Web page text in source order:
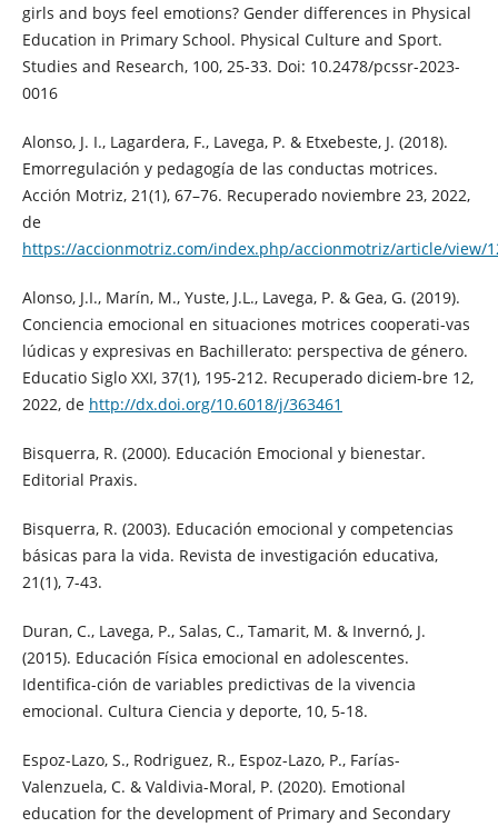
girls and boys feel emotions? Gender differences in Physical
Education in Primary School. Physical Culture and Sport.
Studies and Research, 100, 25-33. Doi: 10.2478/pcssr-2023-
0016
Alonso, J. I., Lagardera, F., Lavega, P. & Etxebeste, J. (2018).
Emorregulación y pedagogía de las conductas motrices.
Acción Motriz, 21(1), 67–76. Recuperado noviembre 23, 2022,
de
https://accionmotriz.com/index.php/accionmotriz/article/view/
Alonso, J.I., Marín, M., Yuste, J.L., Lavega, P. & Gea, G. (2019).
Conciencia emocional en situaciones motrices cooperati-vas
lúdicas y expresivas en Bachillerato: perspectiva de género.
Educatio Siglo XXI, 37(1), 195-212. Recuperado diciem-bre 12,
2022, de http://dx.doi.org/10.6018/j/363461
Bisquerra, R. (2000). Educación Emocional y bienestar.
Editorial Praxis.
Bisquerra, R. (2003). Educación emocional y competencias
básicas para la vida. Revista de investigación educativa,
21(1), 7-43.
Duran, C., Lavega, P., Salas, C., Tamarit, M. & Invernó, J.
(2015). Educación Física emocional en adolescentes.
Identifica-ción de variables predictivas de la vivencia
emocional. Cultura Ciencia y deporte, 10, 5-18.
Espoz-Lazo, S., Rodriguez, R., Espoz-Lazo, P., Farías-
Valenzuela, C. & Valdivia-Moral, P. (2020). Emotional
education for the development of Primary and Secondary